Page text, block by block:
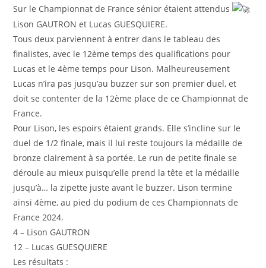
Sur le Championnat de France sénior étaient attendus
Lison GAUTRON et Lucas GUESQUIERE.
Tous deux parviennent à entrer dans le tableau des
finalistes, avec le 12ème temps des qualifications pour
Lucas et le 4ème temps pour Lison. Malheureusement
Lucas n’ira pas jusqu’au buzzer sur son premier duel, et
doit se contenter de la 12ème place de ce Championnat de
France.
Pour Lison, les espoirs étaient grands. Elle s’incline sur le
duel de 1/2 finale, mais il lui reste toujours la médaille de
bronze clairement à sa portée. Le run de petite finale se
déroule au mieux puisqu’elle prend la tête et la médaille
jusqu’à… la zipette juste avant le buzzer. Lison termine
ainsi 4ème, au pied du podium de ces Championnats de
France 2024.
4 – Lison GAUTRON
12 – Lucas GUESQUIERE
Les résultats :